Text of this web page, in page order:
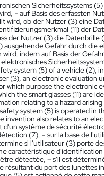
Sicherheitssystems
− auf Basis des erfassten
ob der Nutzer (3) eine
(11) der
der Nutzer (3) die Datenbrille
Gefahr durch die
indem auf Basis der
system (5) of a vehicle (2),
(3), an electronic evaluation
which purpose the electronic
the smart glasses (11) are
relating to a hazard
system (5) is operated in
also relates to an
système de sécurité
(7), – sur la base de
si l'utilisateur (3) porte
caractéristique d'identification
détectée, – s'il est
du port des lunettes